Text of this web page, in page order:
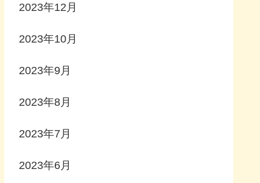
2023年12月
2023年10月
2023年9月
2023年8月
2023年7月
2023年6月